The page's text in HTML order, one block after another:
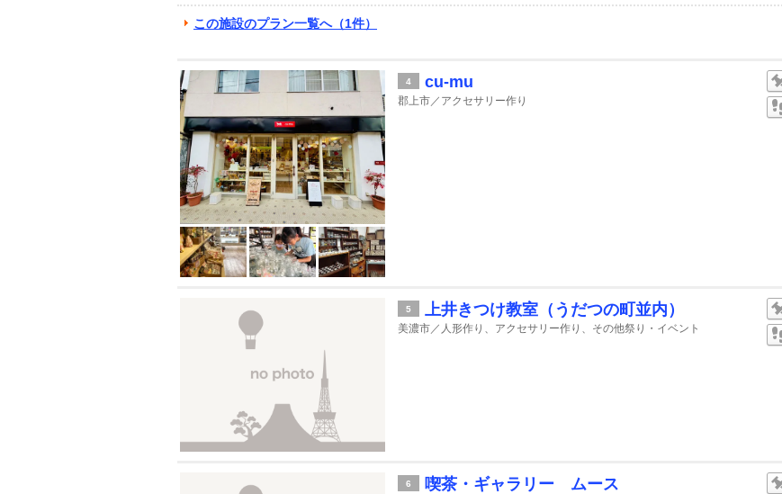
この施設のプラン一覧へ（1件）
4 cu-mu
郡上市／アクセサリー作り
5 上井きつけ教室（うだつの町並内）
美濃市／人形作り、アクセサリー作り、その他祭り・イベント
6 喫茶・ギャラリー ムース